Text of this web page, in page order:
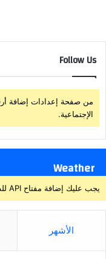
Follow Us
من صفحة إعدادات إضافة
الإجتماعية.
Weather
يجب عليك إضافة مفتاح API للطقس من خلال صفحة إعدادات القالب > الدمج.
الأشهر